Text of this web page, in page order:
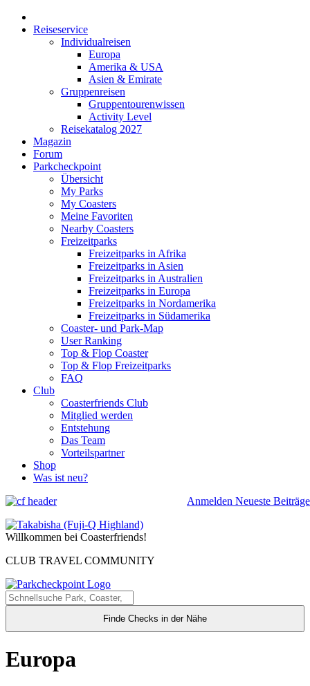
Reiseservice
Individualreisen
Europa
Amerika & USA
Asien & Emirate
Gruppenreisen
Gruppentourenwissen
Activity Level
Reisekatalog 2027
Magazin
Forum
Parkcheckpoint
Übersicht
My Parks
My Coasters
Meine Favoriten
Nearby Coasters
Freizeitparks
Freizeitparks in Afrika
Freizeitparks in Asien
Freizeitparks in Australien
Freizeitparks in Europa
Freizeitparks in Nordamerika
Freizeitparks in Südamerika
Coaster- und Park-Map
User Ranking
Top & Flop Coaster
Top & Flop Freizeitparks
FAQ
Club
Coasterfriends Club
Mitglied werden
Entstehung
Das Team
Vorteilspartner
Shop
Was ist neu?
Anmelden Neueste Beiträge
Willkommen bei Coasterfriends!
CLUB TRAVEL COMMUNITY
Finde Checks in der Nähe
Europa